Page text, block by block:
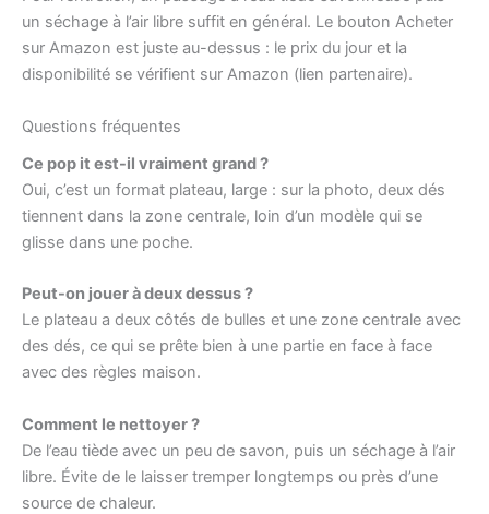
un séchage à l’air libre suffit en général. Le bouton Acheter
sur Amazon est juste au-dessus : le prix du jour et la
disponibilité se vérifient sur Amazon (lien partenaire).
Questions fréquentes
Ce pop it est-il vraiment grand ?
Oui, c’est un format plateau, large : sur la photo, deux dés
tiennent dans la zone centrale, loin d’un modèle qui se
glisse dans une poche.
Peut-on jouer à deux dessus ?
Le plateau a deux côtés de bulles et une zone centrale avec
des dés, ce qui se prête bien à une partie en face à face
avec des règles maison.
Comment le nettoyer ?
De l’eau tiède avec un peu de savon, puis un séchage à l’air
libre. Évite de le laisser tremper longtemps ou près d’une
source de chaleur.